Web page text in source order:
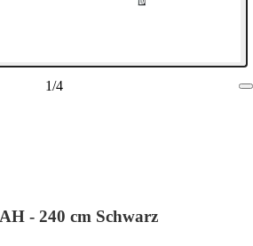
1/4
- 240 cm Schwarz